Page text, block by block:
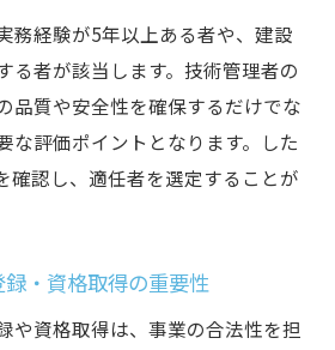
務経験が5年以上ある者や、建設
る者が該当します。技術管理者の
品質や安全性を確保するだけでな
な評価ポイントとなります。した
確認し、適任者を選定することが
・資格取得の重要性
や資格取得は、事業の合法性を担